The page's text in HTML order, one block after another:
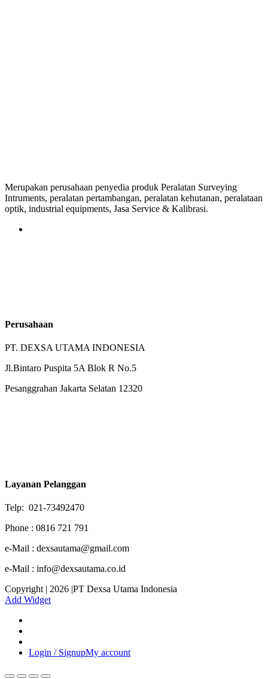
Merupakan perusahaan penyedia produk Peralatan Surveying
Intruments, peralatan pertambangan, peralatan kehutanan, peralataan
optik, industrial equipments, Jasa Service & Kalibrasi.
Perusahaan
PT. DEXSA UTAMA INDONESIA
Jl.Bintaro Puspita 5A Blok R No.5
Pesanggrahan Jakarta Selatan 12320
Layanan Pelanggan
Telp: 021-73492470
Phone : 0816 721 791
e-Mail : dexsautama@gmail.com
e-Mail : info@dexsautama.co.id
Copyright | 2026 |PT Dexsa Utama Indonesia
Add Widget
Login / SignupMy account